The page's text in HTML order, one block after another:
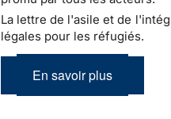
La lettre de l'asile et de
légales pour les réfugiés.
En savoir plus